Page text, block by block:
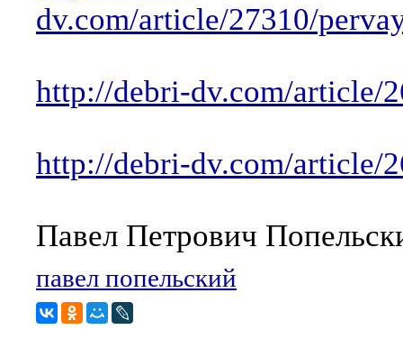
dv.com/article/27310/
http://debri-dv.com/article/
http://debri-dv.com/article/
Павел Петрович
павел попельский